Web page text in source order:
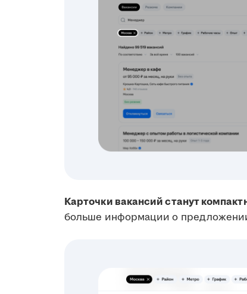
Карточки вакансий станут
больше информации о